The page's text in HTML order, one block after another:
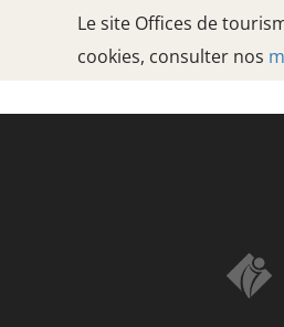
Le site Offices de
cookies, consulter nos
OFFICES DE